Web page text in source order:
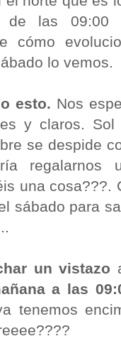
de las 09:00
cómo
lo vemos.
esto. Nos
y claros. Sol
se despide
una cosa???.
sábado para
un vistazo
a las
tenemos